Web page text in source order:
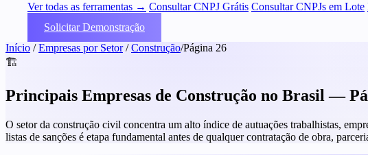
Ver todas as ferramentas → Consultar CNPJ Grátis Consultar CNPJs em Lote
Solicitar Demonstração
Início / Empresas por Setor / Construção/Página 26
🏗️
Principais Empresas de Construção no Brasil —
O setor da construção civil concentra um alto índice de autuações trabalhistas,
listas de sanções é etapa fundamental antes de qualquer contratação de obra,